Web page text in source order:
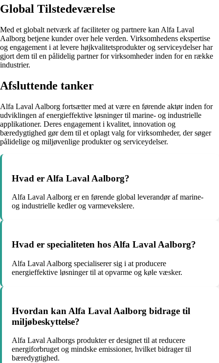
Global Tilstedeværelse
Med et globalt netværk af faciliteter og partnere kan Alfa Laval
Aalborg betjene kunder over hele verden. Virksomhedens ekspertise
og engagement i at levere højkvalitetsprodukter og serviceydelser har
gjort dem til en pålidelig partner for virksomheder inden for en række
industrier.
Afsluttende tanker
Alfa Laval Aalborg fortsætter med at være en førende aktør inden for
udviklingen af energieffektive løsninger til marine- og industrielle
applikationer. Deres engagement i kvalitet, innovation og
bæredygtighed gør dem til et oplagt valg for virksomheder, der søger
pålidelige og miljøvenlige produkter og serviceydelser.
Hvad er Alfa Laval Aalborg?
Alfa Laval Aalborg er en førende global leverandør af marine-
og industrielle kedler og varmevekslere.
Hvad er specialiteten hos Alfa Laval Aalborg?
Alfa Laval Aalborg specialiserer sig i at producere
energieffektive løsninger til at opvarme og køle væsker.
Hvordan kan Alfa Laval Aalborg bidrage til
miljøbeskyttelse?
Alfa Laval Aalborgs produkter er designet til at reducere
energiforbruget og mindske emissioner, hvilket bidrager til
bæredygtighed.